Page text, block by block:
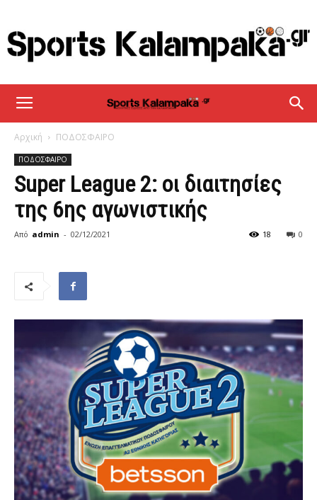
sportskalampaka
Αρχική ΠΟΔΟΣΦΑΙΡΟ
ΠΟΔΟΣΦΑΙΡΟ
Super League 2: οι διαιτησίες
της 6ης αγωνιστικής
Από admin - 02/12/2021 0
18